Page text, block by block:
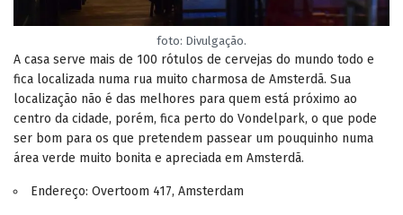
foto: Divulgação.
A casa serve mais de 100 rótulos de cervejas do mundo todo e
fica localizada numa rua muito charmosa de Amsterdã. Sua
localização não é das melhores para quem está próximo ao
centro da cidade, porém, fica perto do Vondelpark, o que pode
ser bom para os que pretendem passear um pouquinho numa
área verde muito bonita e apreciada em Amsterdã.
Endereço: Overtoom 417, Amsterdam